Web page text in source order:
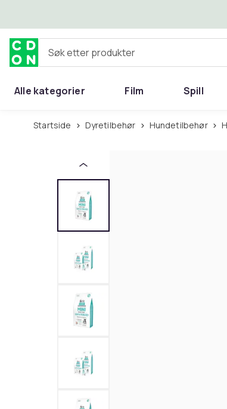
Søk etter produkter
Alle kategorier Film Spill
Startside Dyretilbehør Hundetilbehør